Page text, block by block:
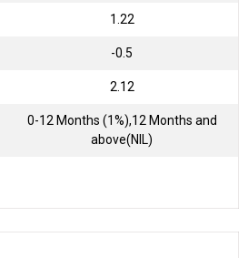
1.22
-0.5
2.12
0-12 Months (1%),12 Months and
above(NIL)